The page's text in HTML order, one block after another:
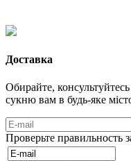
Доставка
Обирайте,
сукню вам в будь-яке
Проверьте правильность